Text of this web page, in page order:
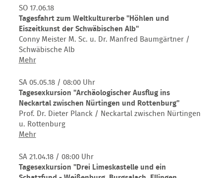
und
Römer
(1.
Termin
/
und
Geschichte
in
Südengland
(10
Tage)
SO 17.06.18
Tagesfahrt zum Weltkulturerbe "Höhlen und
Eiszeitkunst der Schwäbischen Alb"
Conny Meister M. Sc. u. Dr. Manfred Baumgärtner /
Schwäbische Alb
MehrTagesfahrt
Weltkulturerbe
"Höhlen
und
Eiszeitkunst
der
Schwäbischen
SA 05.05.18/ 08:00 Uhr
Tagesexkursion "Archäologischer Ausflug ins
Neckartal zwischen Nürtingen und Rottenburg"
Prof. Dr. Dieter Planck / Neckartal zwischen Nürtingen
u. Rottenburg
MehrTagesexkursion
Ausflug
ins
Neckartal
SA 21.04.18/ 08:00 Uhr
Tagesexkursion "Drei Limeskastelle und ein